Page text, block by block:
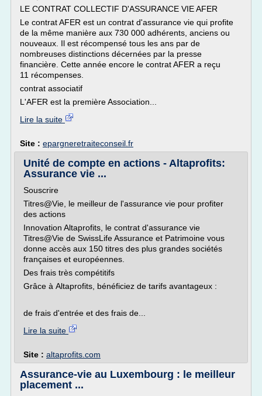
LE CONTRAT COLLECTIF D'ASSURANCE VIE AFER
Le contrat AFER est un contrat d'assurance vie qui profite
de la même manière aux 730 000 adhérents, anciens ou
nouveaux. Il est récompensé tous les ans par de
nombreuses distinctions décernées par la presse
financière. Cette année encore le contrat AFER a reçu
11 récompenses.
contrat associatif
L'AFER est la première Association...
Lire la suite
Site : epargneretraiteconseil.fr
Unité de compte en actions - Altaprofits:
Assurance vie ...
Souscrire
Titres@Vie, le meilleur de l'assurance vie pour profiter
des actions
Innovation Altaprofits, le contrat d'assurance vie
Titres@Vie de SwissLife Assurance et Patrimoine vous
donne accès aux 150 titres des plus grandes sociétés
françaises et européennes.
Des frais très compétitifs
Grâce à Altaprofits, bénéficiez de tarifs avantageux :
de frais d'entrée et des frais de...
Lire la suite
Site : altaprofits.com
Assurance-vie au Luxembourg : le meilleur
placement ...